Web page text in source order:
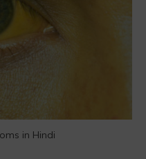
in Hindi